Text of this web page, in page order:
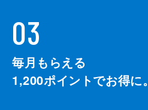
03
毎月もらえる
1,200ポイントでお得に。